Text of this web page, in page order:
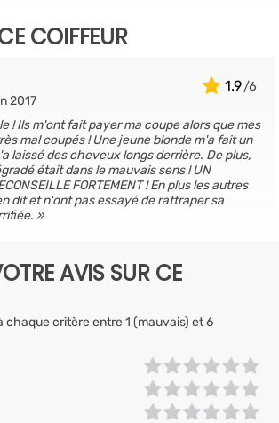
COIFFEUR
1.9
2017
! Ils m'ont fait payer ma coupe alors que mes
mal coupés ! Une jeune blonde m'a fait un
laissé des cheveux longs derrière. De plus,
était dans le mauvais sens ! UN
FORTEMENT ! En plus les autres
dit et n'ont pas essayé de rattraper sa
AVIS SUR CE
chaque critère entre 1 (mauvais) et 6